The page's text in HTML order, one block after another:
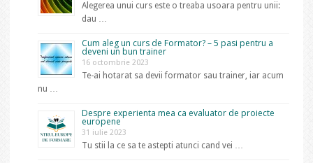
Alegerea unui curs este o treaba usoara pentru unii:
dau …
Cum aleg un curs de Formator? – 5 pasi pentru a
deveni un bun trainer
16 octombrie 2023
Te-ai hotarat sa devii formator sau trainer, iar acum
nu …
Despre experienta mea ca evaluator de proiecte
europene
31 iulie 2023
Tu stii la ce sa te astepti atunci cand vei …